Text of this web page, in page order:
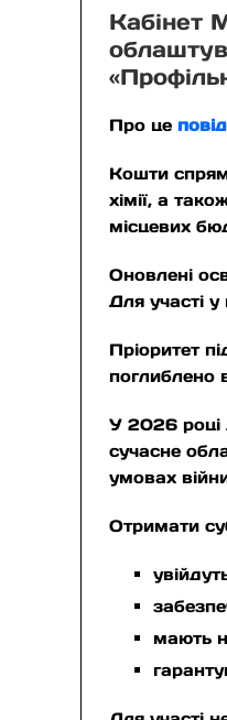
Кабінет
Про це
Кошти
хімії, а
місцевих
Оновлені
Для участі
Пріоритет
поглиблено
У 2026 році
сучасне
умовах
Отримати
мають